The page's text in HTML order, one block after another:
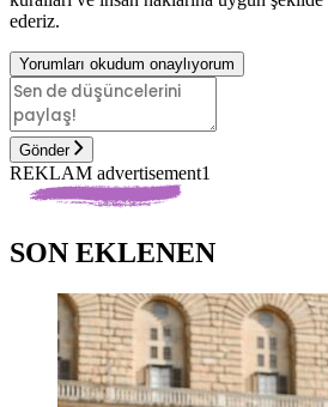
ederiz.
Yorumları okudum onaylıyorum
Gönder
REKLAM advertisement1
SON EKLENEN